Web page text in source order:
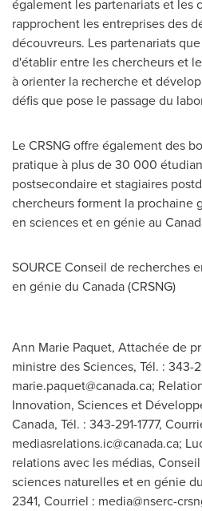
également les partenariats et les
rapprochent les entreprises des
découvreurs. Les partenariats
d'établir entre les chercheurs et
à orienter la recherche et
défis que pose le passage du
Le CRSNG offre également des
pratique à plus de 30 000
postsecondaire et stagiaires
chercheurs forment la prochaine
en sciences et en génie au
SOURCEConseil de recherches
en génie du Canada(CRSNG)
Ann Marie Paquet, Attachée de
ministre des Sciences, Tél. : 343-
marie.paquet@canada.ca;
Innovation, Sciences et
Canada, Tél. : 343-291-1777,
mediasrelations.ic@canada.ca;
relations avec les médias,
sciences naturelles et en génie
2341, Courriel : media@nserc-